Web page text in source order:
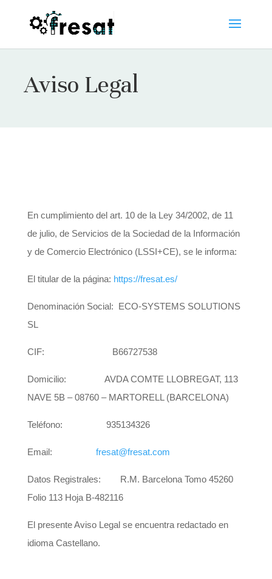
Aviso Legal
En cumplimiento del art. 10 de la Ley 34/2002, de 11
de julio, de Servicios de la Sociedad de la Información
y de Comercio Electrónico (LSSI+CE), se le informa:
El titular de la página: https://fresat.es/
Denominación Social: ECO-SYSTEMS SOLUTIONS
SL
CIF: B66727538
Domicilio: AVDA COMTE LLOBREGAT, 113
NAVE 5B – 08760 – MARTORELL (BARCELONA)
Teléfono: 935134326
Email: fresat@fresat.com
Datos Registrales: R.M. Barcelona Tomo 45260
Folio 113 Hoja B-482116
El presente Aviso Legal se encuentra redactado en
idioma Castellano.